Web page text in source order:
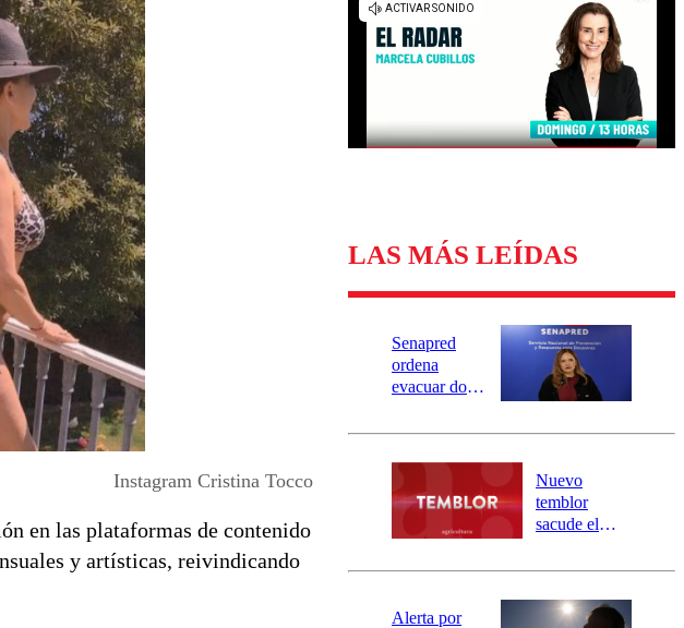
Universidad de Chile
Sustentabilidad
Instagram Cristina Tocco
en las plataformas de contenido
y artísticas, reivindicando
LAS MÁS LEÍDAS
Senapred
ordena
evacuar dos
Carahue por
río Damas:
activa
mensajería
SAE
Nuevo
temblor
sacude el
revisa la
epicentro
Alerta por